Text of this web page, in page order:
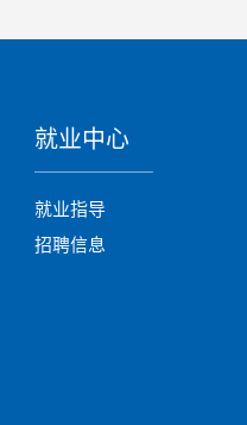
就业中心
就业指导
招聘信息